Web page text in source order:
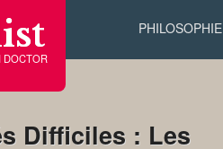
DOCTOR
PHILOSOPHIE
Difficiles : Les